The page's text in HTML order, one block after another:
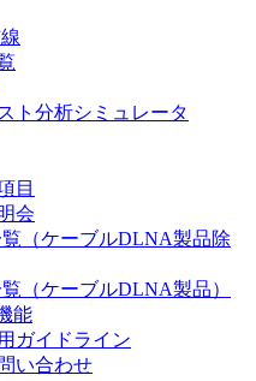
ト分析シミュレータ
目
会
（ケーブルDLNA製品除
（ケーブルDLNA製品）
能
ガイドライン
い合わせ